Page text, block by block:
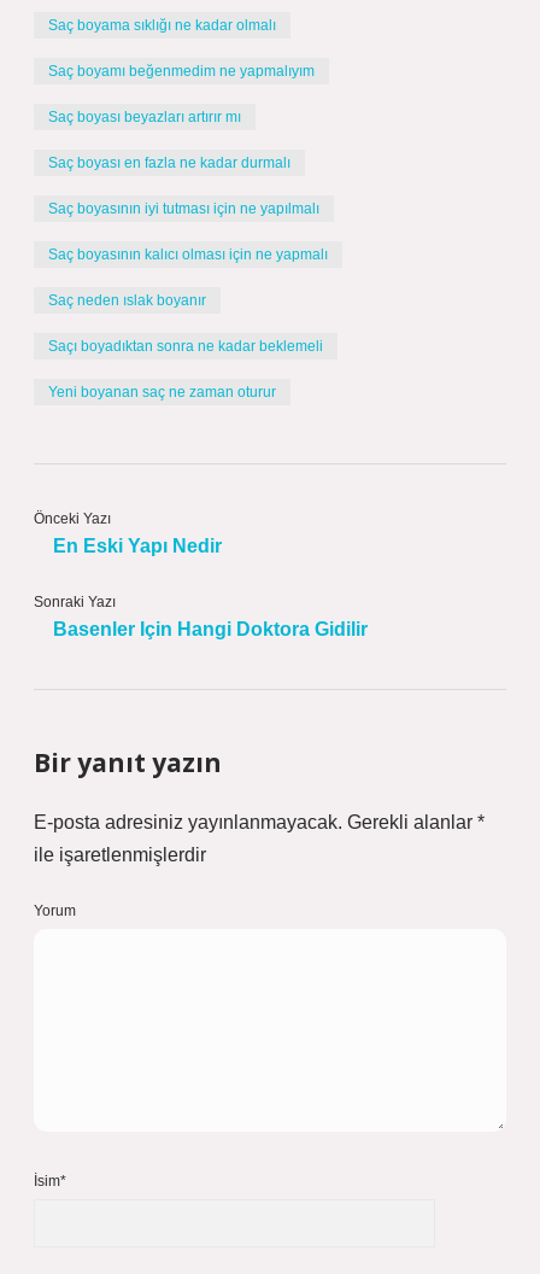
Saç boyama sıklığı ne kadar olmalı
Saç boyamı beğenmedim ne yapmalıyım
Saç boyası beyazları artırır mı
Saç boyası en fazla ne kadar durmalı
Saç boyasının iyi tutması için ne yapılmalı
Saç boyasının kalıcı olması için ne yapmalı
Saç neden ıslak boyanır
Saçı boyadıktan sonra ne kadar beklemeli
Yeni boyanan saç ne zaman oturur
Önceki Yazı
En Eski Yapı Nedir
Sonraki Yazı
Basenler Için Hangi Doktora Gidilir
Bir yanıt yazın
E-posta adresiniz yayınlanmayacak. Gerekli alanlar *
ile işaretlenmişlerdir
Yorum
İsim*